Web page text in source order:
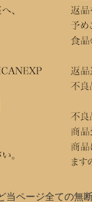
ページ全ての無